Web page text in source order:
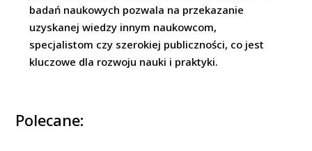
badań naukowych pozwala na przekazanie
uzyskanej wiedzy innym naukowcom,
specjalistom czy szerokiej publiczności, co jest
kluczowe dla rozwoju nauki i praktyki.
Polecane: